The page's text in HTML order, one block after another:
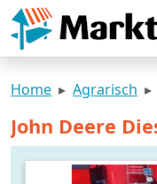
Home Agrarisch
John Deere